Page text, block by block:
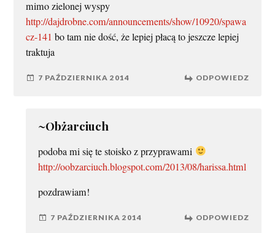
mimo zielonej wyspy
http://dajdrobne.com/announcements/show/10920/spawa
cz-141 bo tam nie dość, że lepiej płacą to jeszcze lepiej
traktuja
7 PAŹDZIERNIKA 2014 ODPOWIEDZ
~Obżarciuch
podoba mi się te stoisko z przyprawami
http://oobzarciuch.blogspot.com/2013/08/harissa.html
pozdrawiam!
7 PAŹDZIERNIKA 2014 ODPOWIEDZ